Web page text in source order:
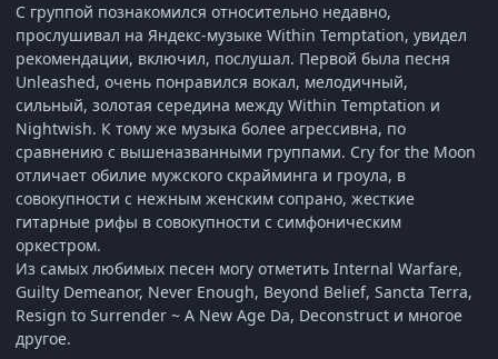
С группой познакомился относительно недавно,
прослушивал на Яндекс-музыке Within Temptation, увидел
рекомендации, включил, послушал. Первой была песня
Unleashed, очень понравился вокал, мелодичный,
сильный, золотая середина между Within Temptation и
Nightwish. К тому же музыка более агрессивна, по
сравнению с вышеназванными группами. Cry for the Moon
отличает обилие мужского скрайминга и гроула, в
совокупности с нежным женским сопрано, жесткие
гитарные рифы в совокупности с симфоническим
оркестром.
Из самых любимых песен могу отметить Internal Warfare,
Guilty Demeanor, Never Enough, Beyond Belief, Sancta Terra,
Resign to Surrender ~ A New Age Da, Deconstruct и многое
другое.